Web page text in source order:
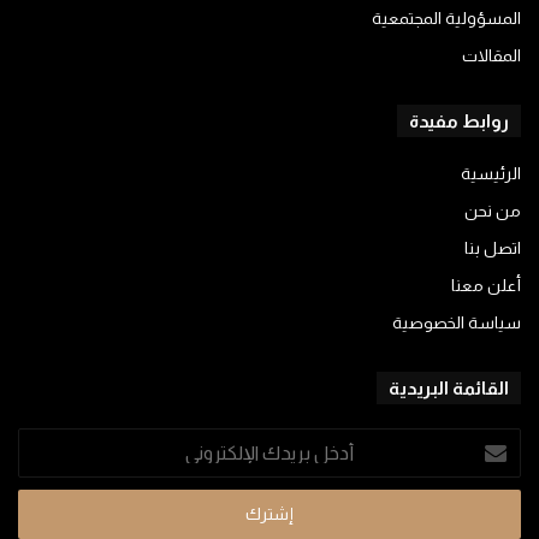
المسؤولية المجتمعية
المقالات
روابط مفيدة
الرئيسية
من نحن
اتصل بنا
أعلن معنا
سياسة الخصوصية
القائمة البريدية
أدخل
بريدك
الإلكتروني